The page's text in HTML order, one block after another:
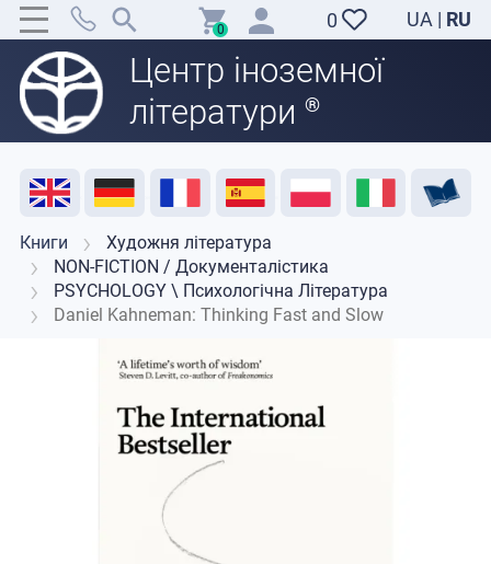
0 UA | RU
Центр іноземної
літератури ®
0
Акція Розпродаж Відгуки Підтримка викладачів
Книги
Художня література
NON-FICTION / Документалістика
PSYCHOLOGY \ Психологічна Література
Daniel Kahneman: Thinking Fast and Slow